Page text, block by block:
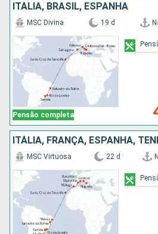
ITÁLIA, BRASIL, ESPANHA
Pensão completa
MSC Divina 19 d
MSC Virtuosa 22 d